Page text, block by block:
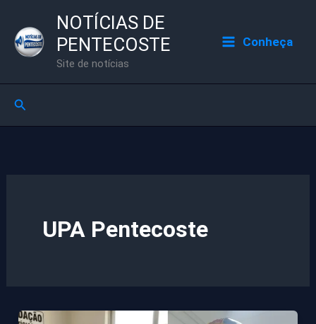
para
NOTÍCIAS DE
PENTECOSTE
Site de notícias
Conheça
Pesquisar
UPA Pentecoste